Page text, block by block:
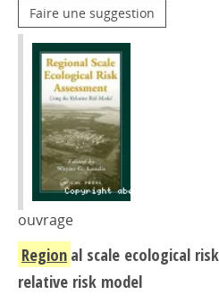
Faire une suggestion
ouvrage
Region al scale ecological
relative risk model